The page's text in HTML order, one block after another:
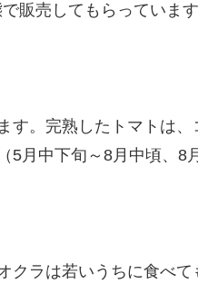
販売してもらっていま
。完熟したトマトは、
月中下旬～8月中頃、8
クラは若いうちに食べ